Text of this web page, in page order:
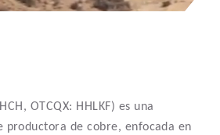
OTCQX: HHLKF) es una
productora de cobre, enfocada en